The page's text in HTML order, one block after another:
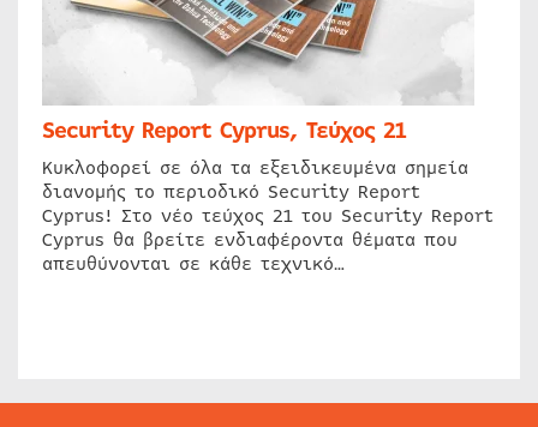
Security Report Cyprus, Τεύχος 21
Κυκλοφορεί σε όλα τα εξειδικευμένα σημεία
διανομής το περιοδικό Security Report
Cyprus! Στο νέο τεύχος 21 του Security Report
Cyprus θα βρείτε ενδιαφέροντα θέματα που
απευθύνονται σε κάθε τεχνικό…